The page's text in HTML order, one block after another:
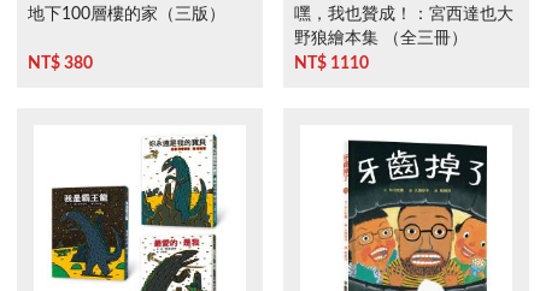
地下100層樓的家（三版）
NT$ 380
嘿，我也贊成！：宮西達也大
野狼繪本集 （全三冊）
NT$ 1110